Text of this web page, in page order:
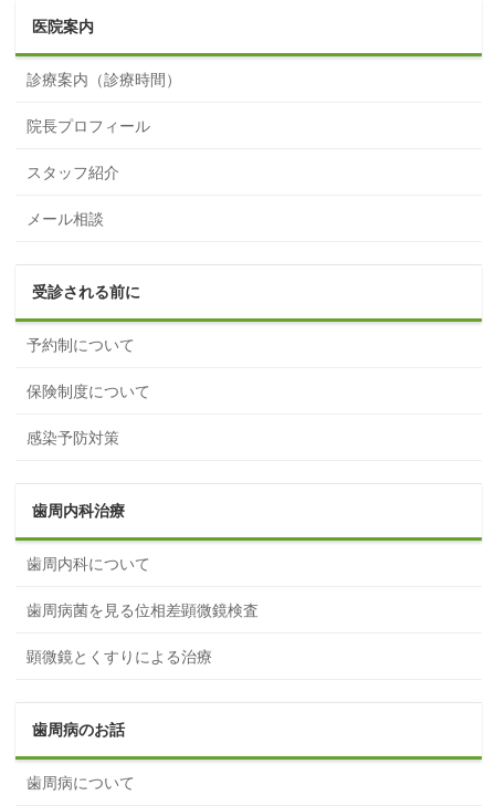
医院案内
診療案内（診療時間）
院長プロフィール
スタッフ紹介
メール相談
受診される前に
予約制について
保険制度について
感染予防対策
歯周内科治療
歯周内科について
歯周病菌を見る位相差顕微鏡検査
顕微鏡とくすりによる治療
歯周病のお話
歯周病について